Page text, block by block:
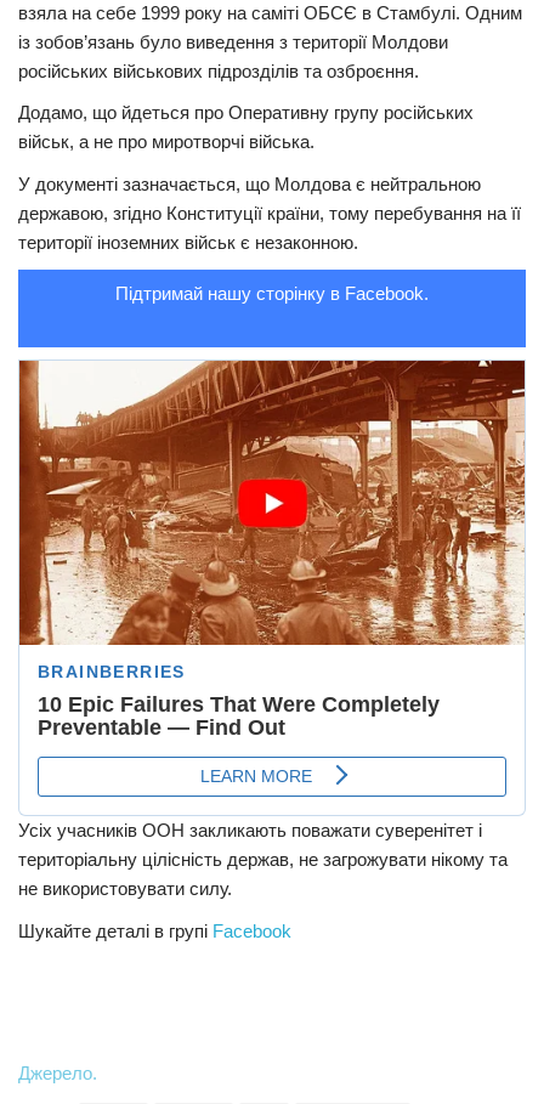
Трагедії
Курйози
Суспільство
Культура
Шоу-біз
#Війна
взяла на себе 1999 року на саміті ОБСЄ в Стамбулі. Одним
із зобов’язань було виведення з території Молдови
російських військових підрозділів та озброєння.
Додамо, що йдеться про Оперативну групу російських
військ, а не про миротворчі війська.
У документі зазначається, що Молдова є нейтральною
державою, згідно Конституції країни, тому перебування на її
території іноземних військ є незаконною.
Підтримай нашу сторінку в Facebook.
Усіх учасників ООН закликають поважати суверенітет і
територіальну цілісність держав, не загрожувати нікому та
не використовувати силу.
Шукайте деталі в групі Facebook
Джерело.